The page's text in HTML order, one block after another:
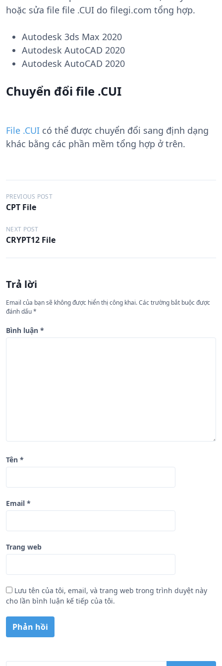
hoặc sửa file file .CUI do filegi.com tổng hợp.
Autodesk 3ds Max 2020
Autodesk AutoCAD 2020
Autodesk AutoCAD 2020
Chuyển đổi file .CUI
File .CUI có thể được chuyển đổi sang định dạng
khác bằng các phần mềm tổng hợp ở trên.
Đ
i
ề
u
h
ớ
n
g
b
PREVIOUS POST
CPT File
NEXT POST
CRYPT12 File
Trả lời
Email của bạn sẽ không được hiển thị công khai.Các trường bắt buộc được
đánh dấu*
Bình luận *
Tên *
Email *
Trang web
Lưu tên của tôi, email, và trang web trong trình duyệt này
cho lần bình luận kế tiếp của tôi.